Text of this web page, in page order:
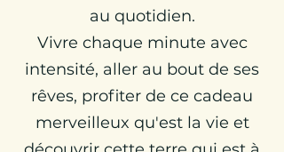
au quotidien.
Vivre chaque minute avec
intensité, aller au bout de ses
rêves, profiter de ce cadeau
merveilleux qu'est la vie et